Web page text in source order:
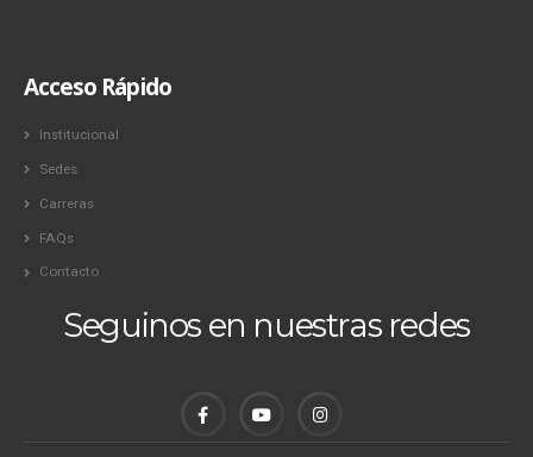
Acceso Rápido
Institucional
Sedes
Carreras
FAQs
Contacto
Seguinos en nuestras redes